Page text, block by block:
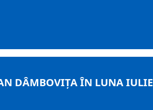
DÂMBOVIŢA ÎN LUNA IULIE